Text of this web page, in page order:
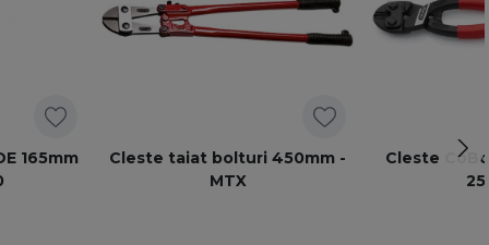
165mm
Cleste taiat bolturi 450mm -
MTX
Cleste